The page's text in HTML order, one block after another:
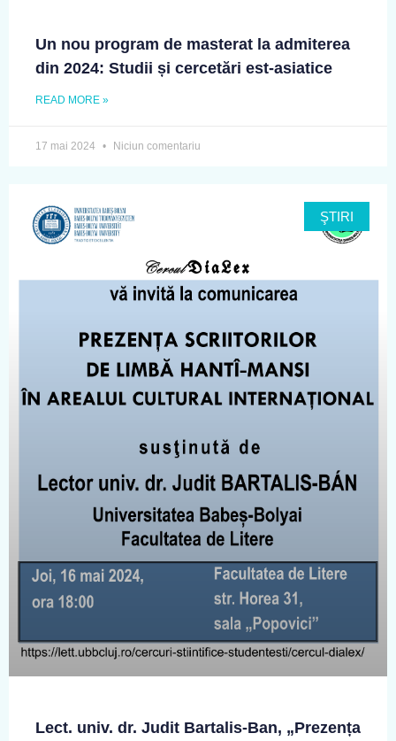
Un nou program de masterat la admiterea
din 2024: Studii și cercetări est-asiatice
READ MORE »
17 mai 2024 Niciun comentariu
ŞTIRI
Lect. univ. dr. Judit Bartalis-Ban, „Prezența